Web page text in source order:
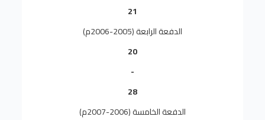
21
الدفعة الرابعة (2005-2006م)
20
-
28
الدفعة الخامسة (2006-2007م)